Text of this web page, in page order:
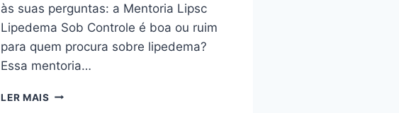
às suas perguntas: a Mentoria Lipsc
Lipedema Sob Controle é boa ou ruim
para quem procura sobre lipedema?
Essa mentoria…
LER MAIS MENTORIA